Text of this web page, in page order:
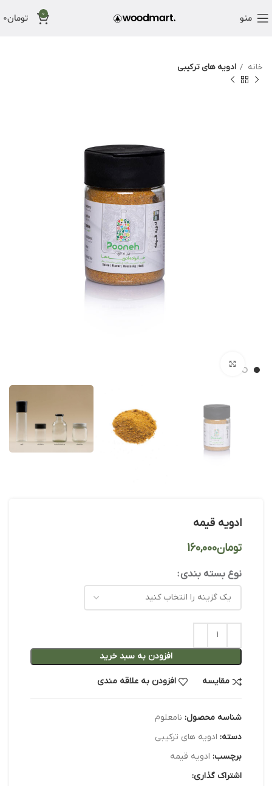
منو 0 تومان0
خانه ادویه های ترکیبی
ادویه قیمه
تومان
نوع بسته بندی
افزودن به سبد خرید
مقایسه افزودن به علاقه مندی
شناسه محصول: نامعلوم
دسته: ادویه های ترکیبی
برچسب: ادویه قیمه
اشتراک گذاری: